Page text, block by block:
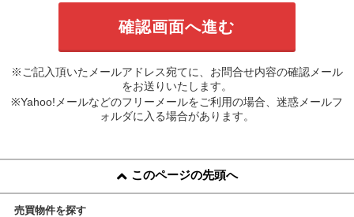
※ご記入頂いたメールアドレス宛てに、お問合せ内容の確認メール
をお送りいたします。
※Yahoo!メールなどのフリーメールをご利用の場合、迷惑メールフ
ォルダに入る場合があります。
このページの先頭へ
売買物件を探す